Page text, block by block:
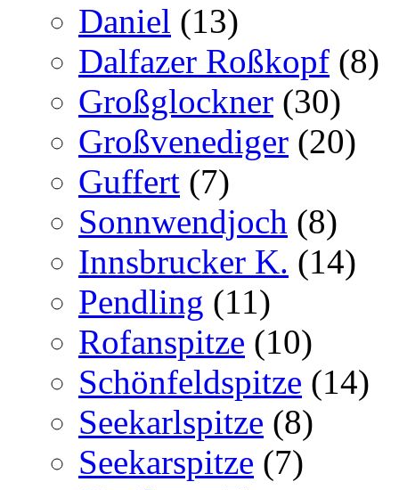
Daniel (13)
Dalfazer Roßkopf (8)
Großglockner (30)
Großvenediger (20)
Guffert (7)
Sonnwendjoch (8)
Innsbrucker K. (14)
Pendling (11)
Rofanspitze (10)
Schönfeldspitze (14)
Seekarlspitze (8)
Seekarspitze (7)